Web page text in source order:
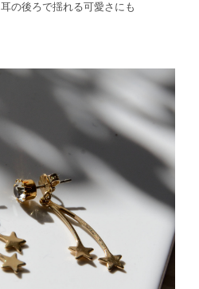
の後ろで揺れる可愛さにも